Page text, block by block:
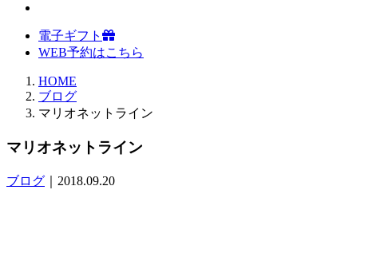
電子ギフト
WEB予約はこちら
HOME
ブログ
マリオネットライン
マリオネットライン
ブログ ｜2018.09.20